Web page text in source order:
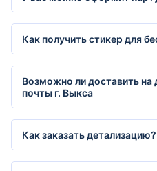
Как получить стикер для
Возможно ли доставить на
почты г. Выкса
Как заказать детализацию?